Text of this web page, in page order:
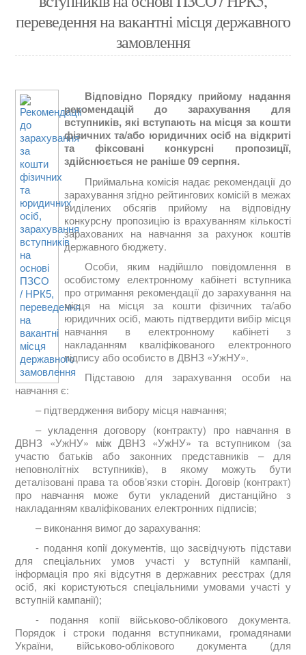
переведення на вакантні місця державного
замовлення
Відповідно Порядку прийому надання
рекомендацій до зарахування для
вступників, які вступають на місця за кошти
фізичних та/або юридичних осіб на відкриті
та фіксовані конкурсні пропозиції,
здійснюється не раніше 09 серпня.
Приймальна комісія надає рекомендації до
зарахування згідно рейтингових комісій в межах
виділених обсягів прийому на відповідну
конкурсну пропозицію із врахуванням кількості
зарахованих на навчання за рахунок коштів
державного бюджету.
Особи, яким надійшло повідомлення в
особистому електронному кабінеті вступника
про отримання рекомендації до зарахування на
місця на місця за кошти фізичних та/або
юридичних осіб, мають підтвердити вибір місця
навчання в електронному кабінеті з
накладанням кваліфікованого електронного
підпису або особисто в ДВНЗ «УжНУ».
Підставою для зарахування особи на
навчання є:
– підтвердження вибору місця навчання;
– укладення договору (контракту) про навчання в
ДВНЗ «УжНУ» між ДВНЗ «УжНУ» та вступником (за
участю батьків або законних представників – для
неповнолітніх вступників), в якому можуть бути
деталізовані права та обов’язки сторін. Договір (контракт)
про навчання може бути укладений дистанційно з
накладанням кваліфікованих електронних підписів;
– виконання вимог до зарахування:
- подання копії документів, що засвідчують підстави
для спеціальних умов участі у вступній кампанії,
інформація про які відсутня в державних реєстрах (для
осіб, які користуються спеціальними умовами участі у
вступній кампанії);
- подання копії військово-облікового документа.
Порядок і строки подання вступниками, громадянами
України, військово-облікового документа (для